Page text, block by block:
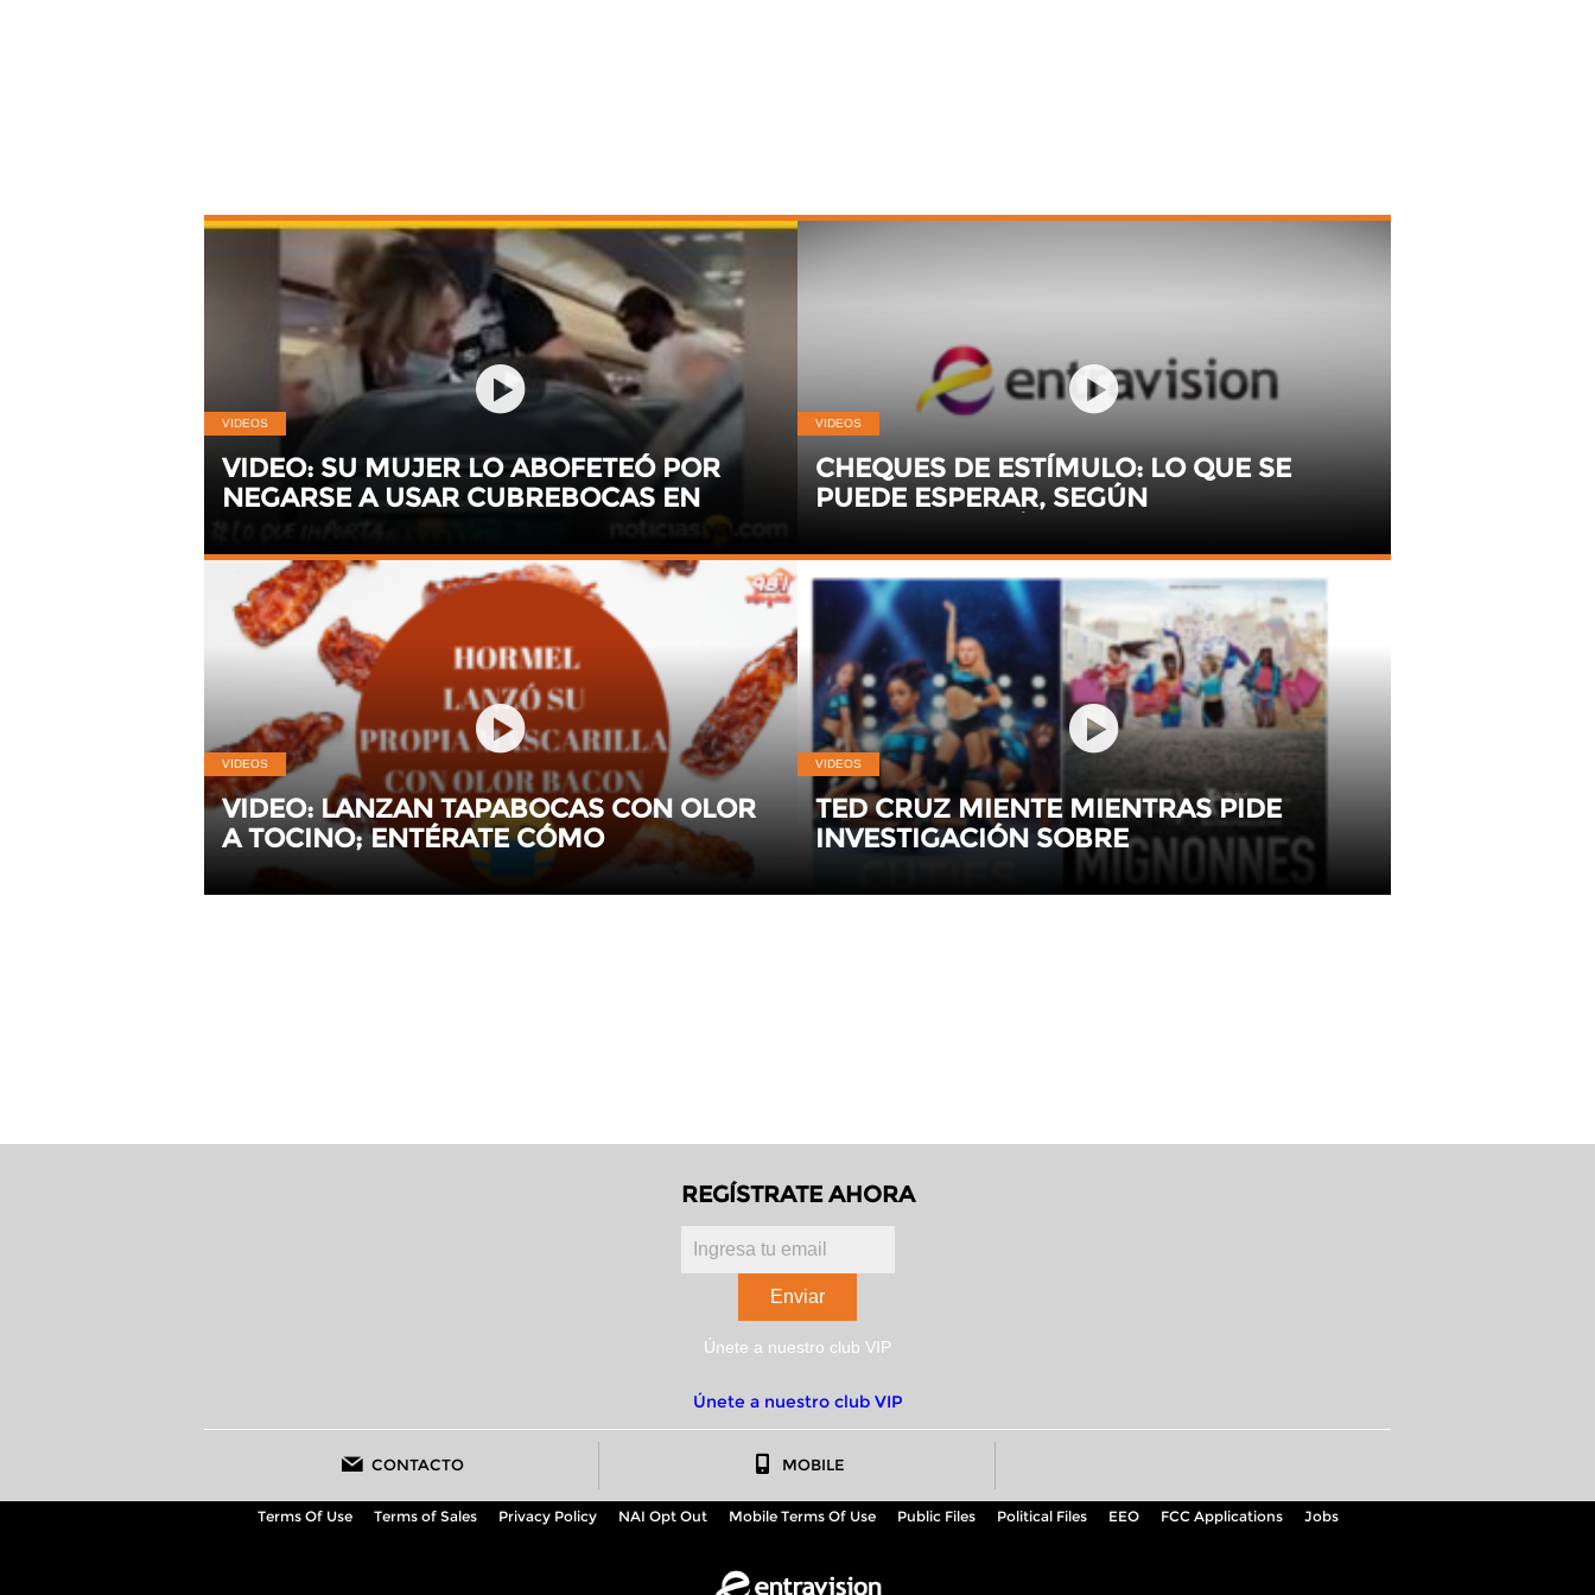
VIDEOS
VIDEO: SU MUJER LO ABOFETEÓ POR
NEGARSE A USAR CUBREBOCAS EN
UN VUELO
VIDEOS
CHEQUES DE ESTÍMULO: LO QUE SE
PUEDE ESPERAR, SEGÚN
VIDEOS
VIDEO: LANZAN TAPABOCAS CON OLOR
A TOCINO; ENTÉRATE CÓMO
OBTENER UNO
VIDEOS
TED CRUZ MIENTE MIENTRAS PIDE
INVESTIGACIÓN SOBRE
CONTROVERSIAL CINTA
REGÍSTRATE AHORA
Únete a nuestro club VIP
Únete a nuestro club VIP
CONTACTO MOBILE
Terms Of Use Terms of Sales Privacy Policy NAI Opt Out Mobile Terms Of Use Public Files Political Files EEO FCC Applications Jobs